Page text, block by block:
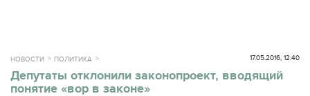
НОВОСТИ ПОЛИТИКА 17.05.2016, 12:40
Депутаты отклонили законопроект, вводящий
понятие «вор в законе»